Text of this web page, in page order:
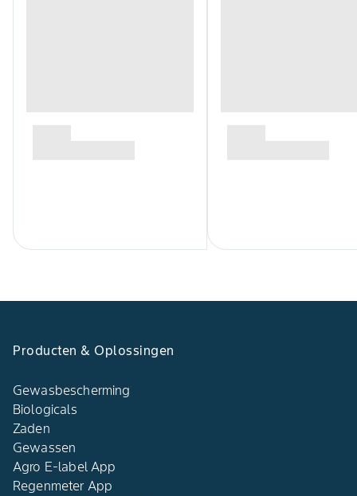
Producten & Oplossingen
Gewasbescherming
Biologicals
Zaden
Gewassen
Agro E-label App
Regenmeter App